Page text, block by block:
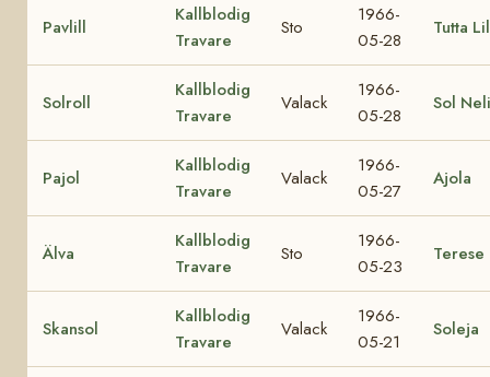
Pavlill
Kallblodig
Travare
Sto
1966-
05-28
Tutta
Solroll
Kallblodig
Travare
Valack
1966-
05-28
Sol Neli
Pajol
Kallblodig
Travare
Valack
1966-
05-27
Ajola
Älva
Kallblodig
Travare
Sto
1966-
05-23
Terese
Skansol
Kallblodig
Travare
Valack
1966-
05-21
Soleja